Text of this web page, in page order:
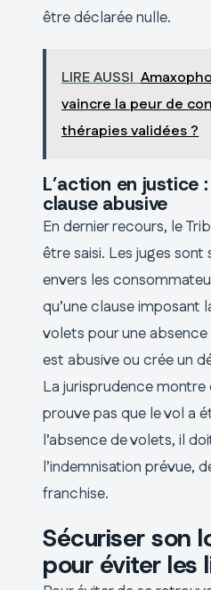
être déclarée nulle.
LIRE AUSSI
vaincre la peur de
thérapies validées ?
L’action en justice
clause abusive
En dernier recours, le
être saisi. Les juges
envers les
qu’une clause imposant
volets pour une
est abusive ou crée un
La jurisprudence montre
prouve pas que le vol a
l’absence de volets, il
l’indemnisation prévue,
franchise.
Sécuriser son
pour éviter les